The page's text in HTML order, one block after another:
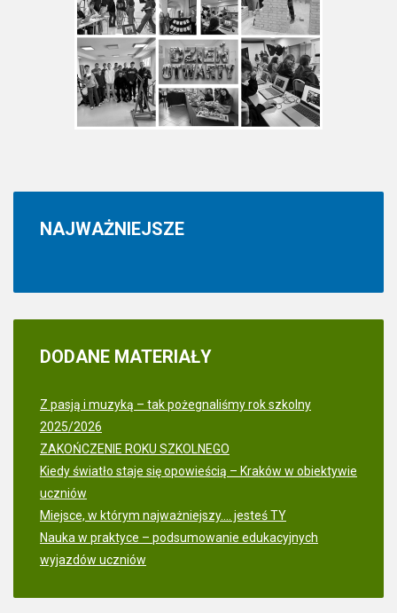
NAJWAŻNIEJSZE
DODANE MATERIAŁY
Z pasją i muzyką – tak pożegnaliśmy rok szkolny
2025/2026
ZAKOŃCZENIE ROKU SZKOLNEGO
Kiedy światło staje się opowieścią – Kraków w obiektywie
uczniów
Miejsce, w którym najważniejszy.... jesteś TY
Nauka w praktyce – podsumowanie edukacyjnych
wyjazdów uczniów